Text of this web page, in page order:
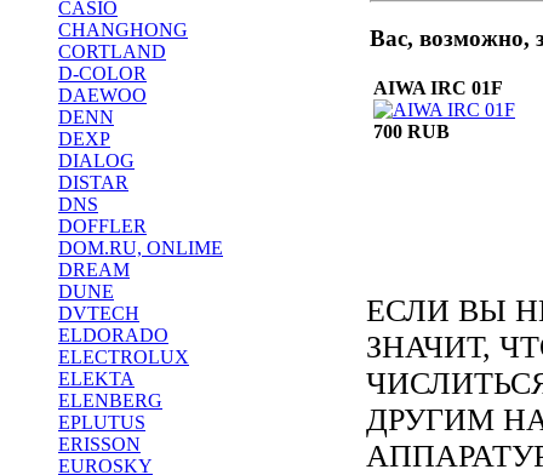
CASIO
CHANGHONG
CORTLAND
D-COLOR
DAEWOO
DENN
DEXP
DIALOG
DISTAR
DNS
DOFFLER
DOM.RU, ONLIME
DREAM
DUNE
DVTECH
ELDORADO
ELECTROLUX
ELEKTA
ELENBERG
EPLUTUS
ERISSON
EUROSKY
Вас, возможно,
AIWA IRC 01F
700 RUB
ЕСЛИ ВЫ
ЗНАЧИТ,
ДРУГИМ